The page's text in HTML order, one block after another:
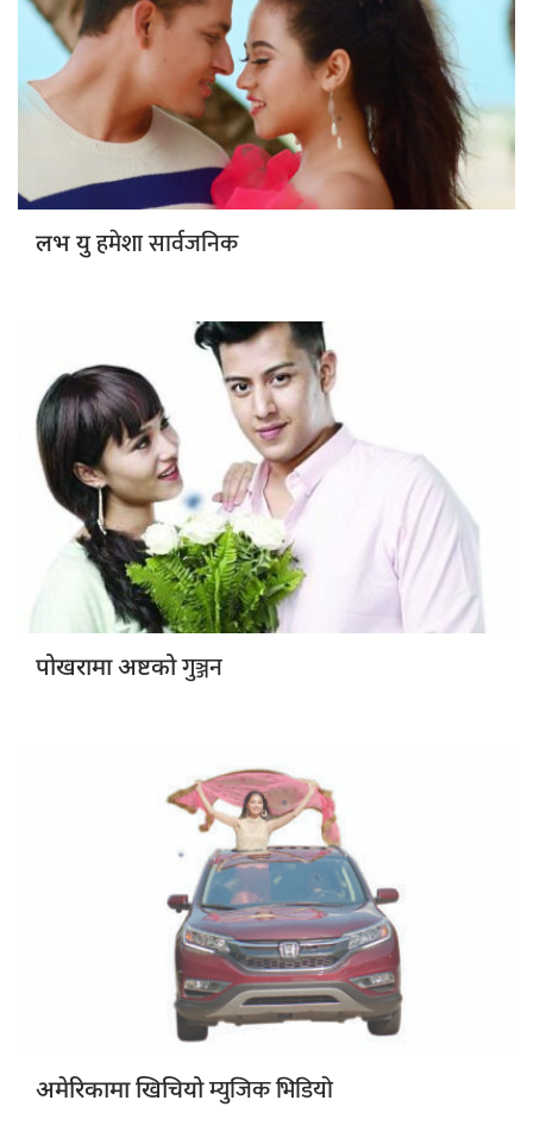
लभ युहमेशा सार्वजनिक
पोखरामा अष्टकोगुञ्जन
अमेरिकामा खिचियोम्युजिक भिडियो